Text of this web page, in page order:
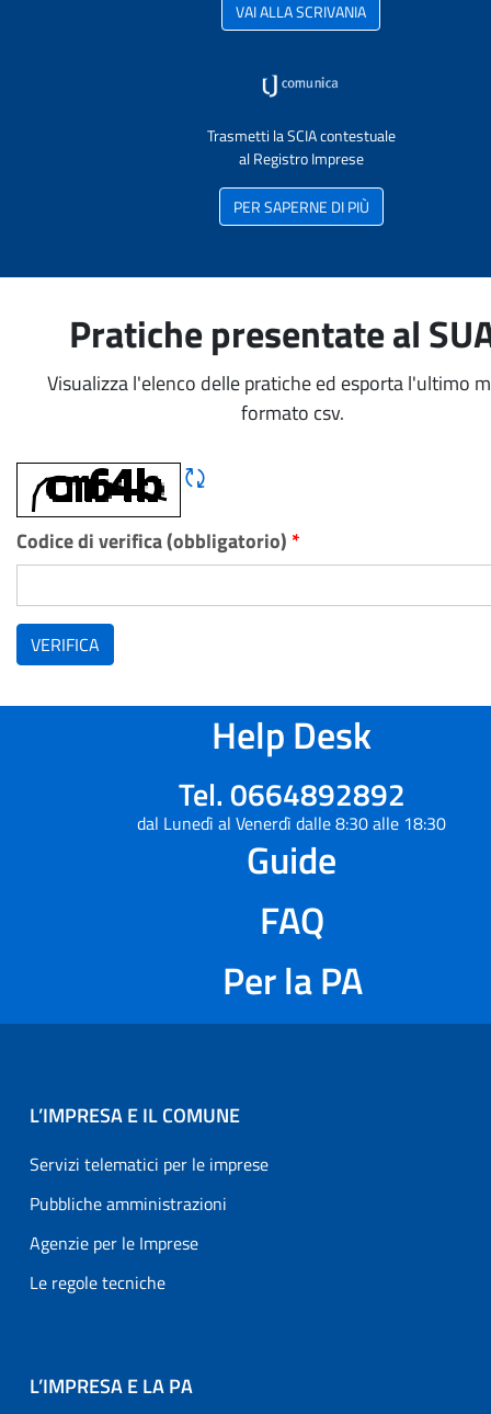
VAI ALLA SCRIVANIA
Trasmetti la SCIA contestuale
al Registro Imprese
PER SAPERNE DI PIÙ
Pratiche presentate al
Visualizza l'elenco delle pratiche ed esporta l'ultimo
formato csv.
Rigene CAPTCHA
Codice di verifica (obbligatorio) *
VERIFICA
Help Desk
Tel. 0664892892
dal Lunedì al Venerdì dalle 8:30 alle 18:30
Guide
FAQ
Per la PA
L’IMPRESA E IL COMUNE
Servizi telematici per le imprese
Pubbliche amministrazioni
Agenzie per le Imprese
Le regole tecniche
L’IMPRESA E LA PA